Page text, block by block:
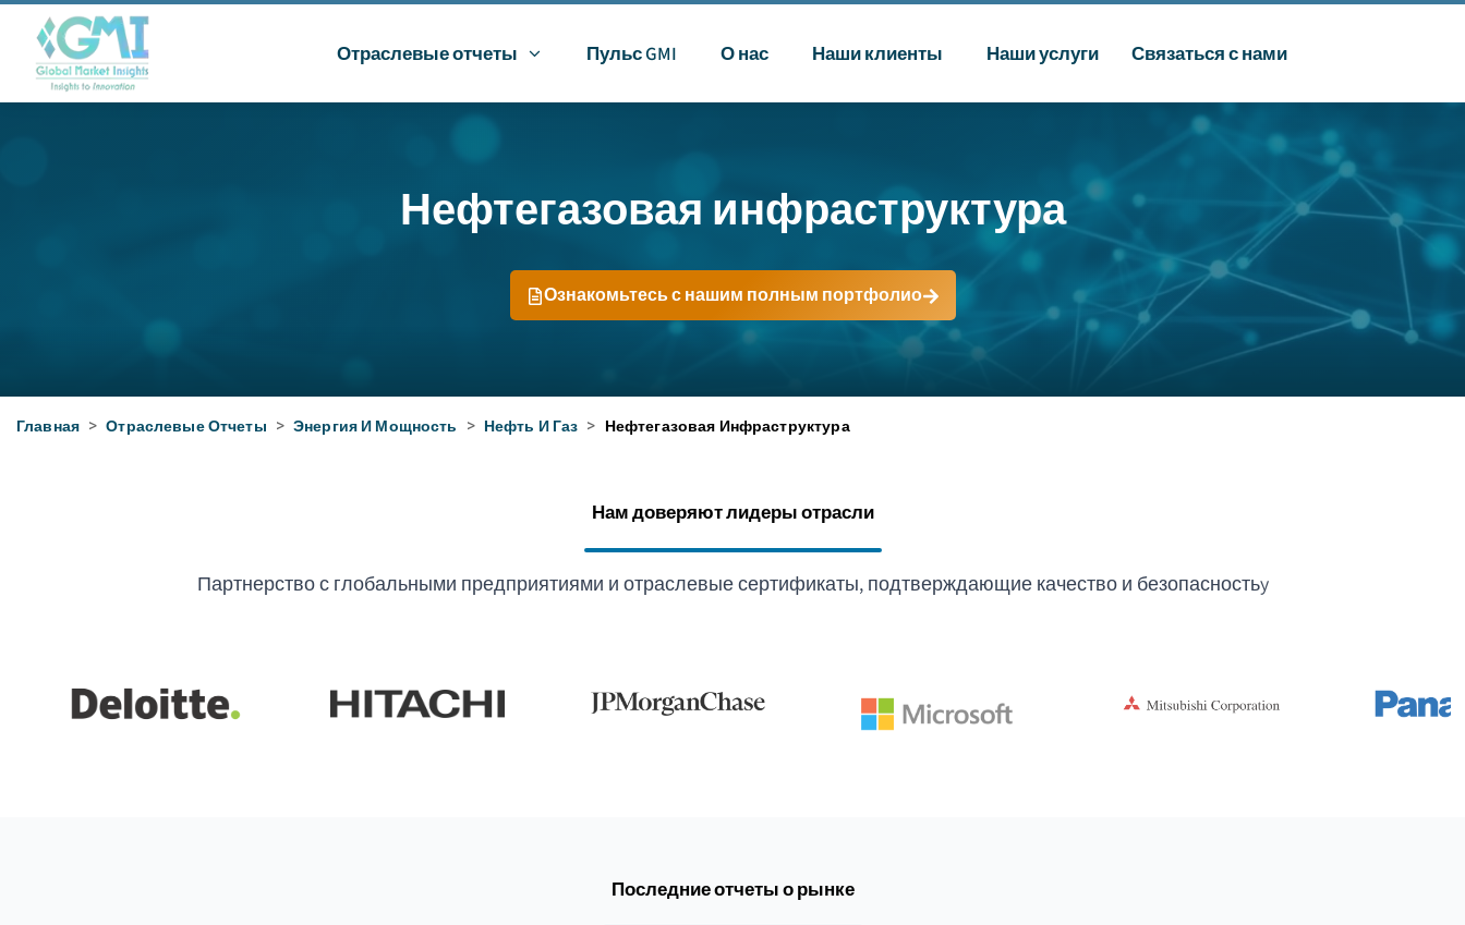
Отраслевые отчеты Пульс GMI О нас Наши клиенты Наши услуги Связаться с нами
Нефтегазовая инфраструктура
Ознакомьтесь с нашим полным портфолио
Главная > Отраслевые Отчеты > Энергия И Мощность > Нефть И Газ > Нефтегазовая Инфраструктура
Нам доверяют лидеры отрасли
Партнерство с глобальными предприятиями и отраслевые сертификаты, подтверждающие качество и безопасностьy
Последние отчеты о рынке